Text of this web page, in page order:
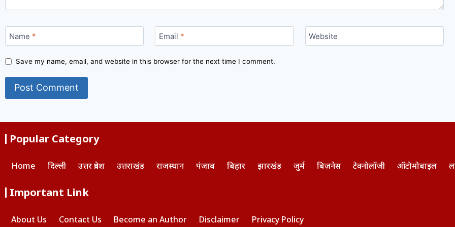
Name * Email * Website
Save my name, email, and website in this browser for the next time I comment.
Popular Category
Home दिल्ली उत्तर प्रदेश उत्तराखंड राजस्थान पंजाब बिहार झारखंड जुर्म बिज़नेस टेक्नोलॉजी ऑटोमोबाइल
Important Link
About Us Contact Us Become an Author Disclaimer Privacy Policy